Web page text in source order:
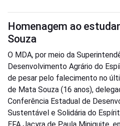
Homenagem ao
Souza
O MDA, por meio da
Desenvolvimento Agrário do
de pesar pelo falecimento no
de Mata Souza (16 anos),
Conferência Estadual de
Sustentável e Solidária do